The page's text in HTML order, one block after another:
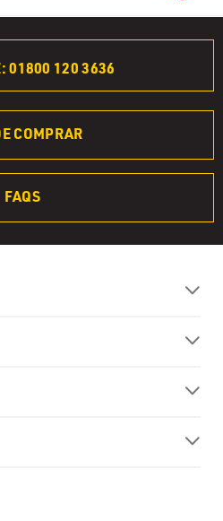
01800 120 3636
COMPRAR
FAQS